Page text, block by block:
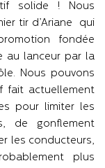
solide ! Nous
tir d’Ariane qui
fondée
au lanceur par la
Nous pouvons
fait actuellement
pour limiter les
de gonflement
les conducteurs,
plus